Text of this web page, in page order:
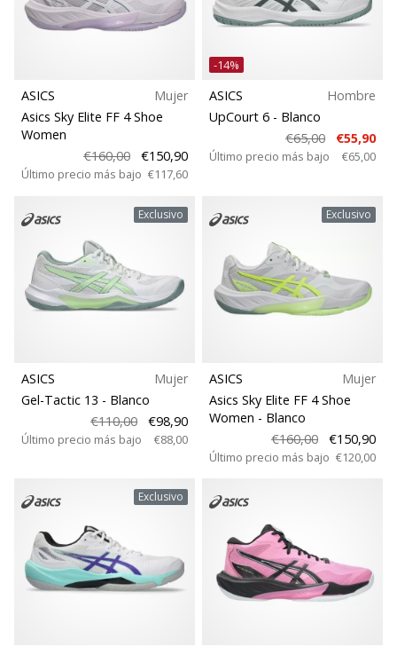
ASICS
Mujer
Asics Sky Elite FF 4 Shoe
Women
€160,00
€150,90
Último precio más bajo €117,60
-14%
ASICS
Hombre
UpCourt 6 - Blanco
€65,00
€55,90
Último precio más bajo €65,00
Exclusivo
ASICS
Mujer
Gel-Tactic 13 - Blanco
€110,00
€98,90
Último precio más bajo €88,00
Exclusivo
ASICS
Mujer
Asics Sky Elite FF 4 Shoe
Women - Blanco
€160,00
€150,90
Último precio más bajo €120,00
Exclusivo